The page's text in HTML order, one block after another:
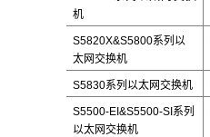
机
S5820X&S5800系列以
太网交换机
S5830系列以太网交换机
S5500-EI&S5500-SI系列
以太网交换机